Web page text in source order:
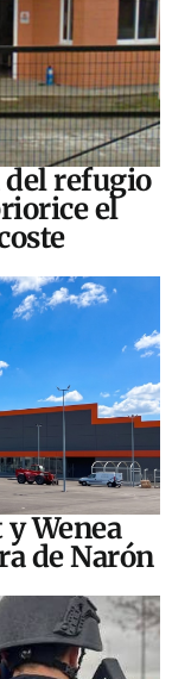
del refugio
el
Wenea
de Narón